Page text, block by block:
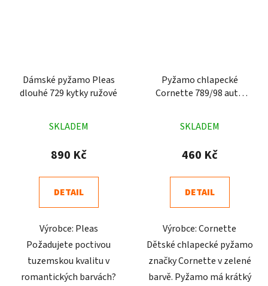
Dámské pyžamo Pleas
dlouhé 729 kytky ružové
hodnocení
produktu
4,8
z
hvězdiček.
SKLADEM
890 Kč
DETAIL
Výrobce: Pleas
Požadujete poctivou
tuzemskou kvalitu v
romantických barvách?
Pyžamo chlapecké
Cornette 789/98 auto
hodnocení
produktu
5,0
z
hvězdiček.
SKLADEM
460 Kč
DETAIL
Výrobce: Cornette
Dětské chlapecké pyžamo
značky Cornette v zelené
barvě. Pyžamo má krátký